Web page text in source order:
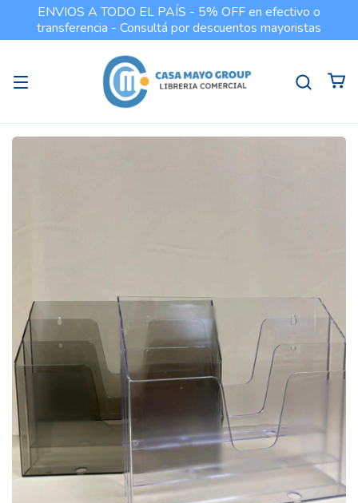
ENVIOS A TODO EL PAÍS - 5% OFF en efectivo o
transferencia - Consultá por descuentos mayoristas